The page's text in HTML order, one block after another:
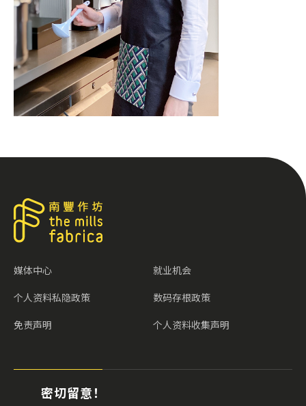
媒体中心 就业机会
个人资料私隐政策 数码存根政策
免责声明 个人资料收集声明
密切留意！